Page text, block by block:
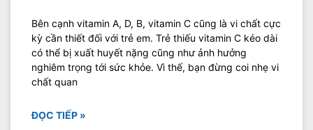
Bên cạnh vitamin A, D, B, vitamin C cũng là vi chất cực
kỳ cần thiết đối với trẻ em. Trẻ thiếu vitamin C kéo dài
có thể bị xuất huyết nặng cũng như ảnh hưởng
nghiêm trọng tới sức khỏe. Vì thế, bạn đừng coi nhẹ vi
chất quan
ĐỌC TIẾP »